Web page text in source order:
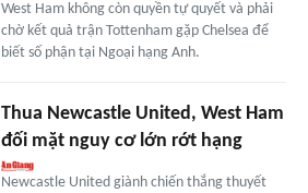
West Ham không còn quyền tự quyết và phải
chờ kết quả trận Tottenham gặp Chelsea để
biết số phận tại Ngoại hạng Anh.
Thua Newcastle United, West Ham
đối mặt nguy cơ lớn rớt hạng
Newcastle United giành chiến thắng thuyết